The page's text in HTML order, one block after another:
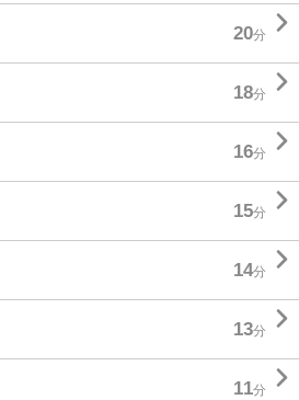
20分 
18分 
16分 
15分 
14分 
13分 
11分 